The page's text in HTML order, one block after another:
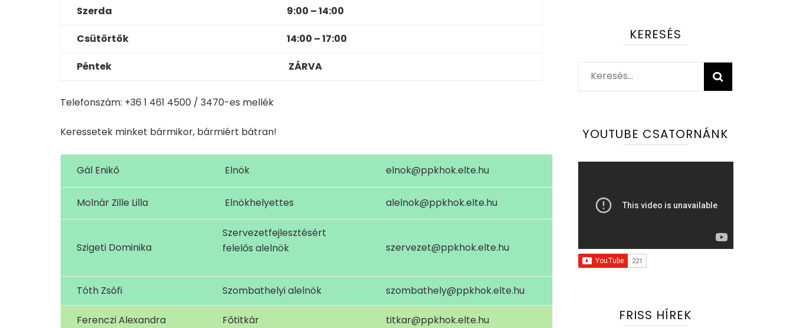
Szerda 9:00 – 14:00
Csütörtök 14:00 – 17:00
Péntek ZÁRVA
Telefonszám: +36 1 461 4500 / 3470-es mellék
Keressetek minket bármikor, bármiért bátran!
Gál Enikő Elnök elnok@ppkhok.elte.hu
Molnár Zille Lilla Elnökhelyettes alelnok@ppkhok.elte.hu
Szigeti Dominika
Szervezetfejlesztésért
felelős alelnök
szervezet@ppkhok.elte.hu
Tóth Zsófi Szombathelyi alelnök szombathely@ppkhok.elte.hu
Ferenczi Alexandra Főtitkár titkar@ppkhok.elte.hu
KERESÉS
Keresés:
YOUTUBE CSATORNÁNK
FRISS HÍREK